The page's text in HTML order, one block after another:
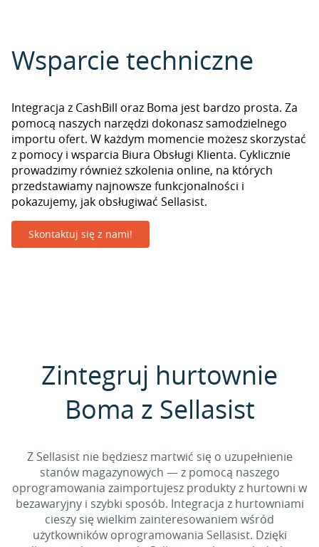
Wsparcie techniczne
Integracja z CashBill oraz Boma jest bardzo prosta. Za
pomocą naszych narzędzi dokonasz samodzielnego
importu ofert. W każdym momencie możesz skorzystać
z pomocy i wsparcia Biura Obsługi Klienta. Cyklicznie
prowadzimy również szkolenia online, na których
przedstawiamy najnowsze funkcjonalności i
pokazujemy, jak obsługiwać Sellasist.
Skontaktuj się z nami!
Zintegruj hurtownie
Boma z Sellasist
Z Sellasist nie będziesz martwić się o uzupełnienie
stanów magazynowych — z pomocą naszego
oprogramowania zaimportujesz produkty z hurtowni w
bezawaryjny i szybki sposób. Integracja z hurtowniami
cieszy się wielkim zainteresowaniem wśród
użytkowników oprogramowania Sellasist. Dzięki